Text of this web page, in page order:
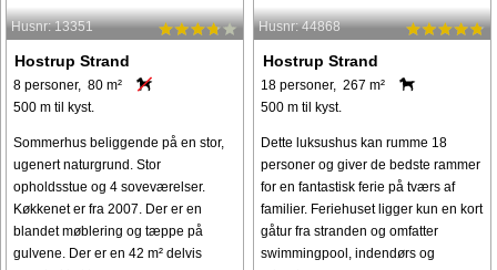
Husnr: 13351
Hostrup Strand
8 personer, 80 m²
500 m til kyst.
Sommerhus beliggende på en stor,
ugenert naturgrund. Stor
opholdsstue og 4 soveværelser.
Køkkenet er fra 2007. Der er en
blandet møblering og tæppe på
gulvene. Der er en 42 m² delvis
Husnr: 44868
Hostrup Strand
18 personer, 267 m²
500 m til kyst.
Dette luksushus kan rumme 18
personer og giver de bedste rammer
for en fantastisk ferie på tværs af
familier. Feriehuset ligger kun en kort
gåtur fra stranden og omfatter
swimmingpool, indendørs og